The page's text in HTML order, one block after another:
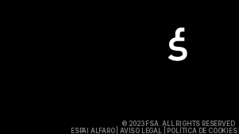
© 2023 FSA. ALL RIGHTS RESERVED
ESPAI ALFARO|AVISO LEGAL POLÍTICA DE COOKIES|